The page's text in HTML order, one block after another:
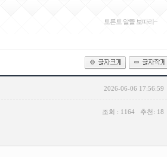
토론토 알뜰 보따리~
2026-06-06 17:56:59
조회 : 1164 추천: 18